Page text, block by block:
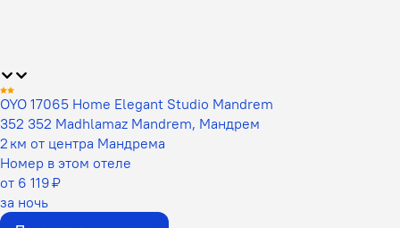
OYO 17065 Home Elegant Studio Mandrem
352 352 Madhlamaz Mandrem, Мандрем
2 км от центра Мандрема
Номер в этом отеле
от 6 119 ₽
за ночь